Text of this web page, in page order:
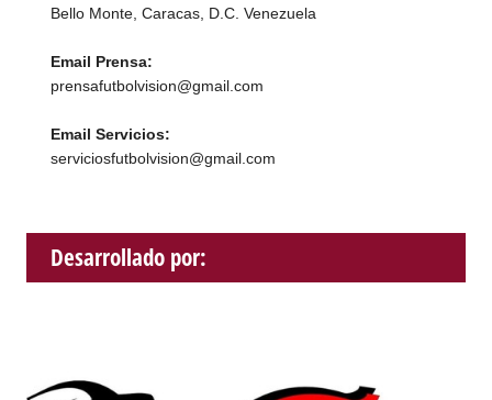
Bello Monte, Caracas, D.C. Venezuela
Email Prensa:
prensafutbolvision@gmail.com
Email Servicios:
serviciosfutbolvision@gmail.com
Desarrollado por: